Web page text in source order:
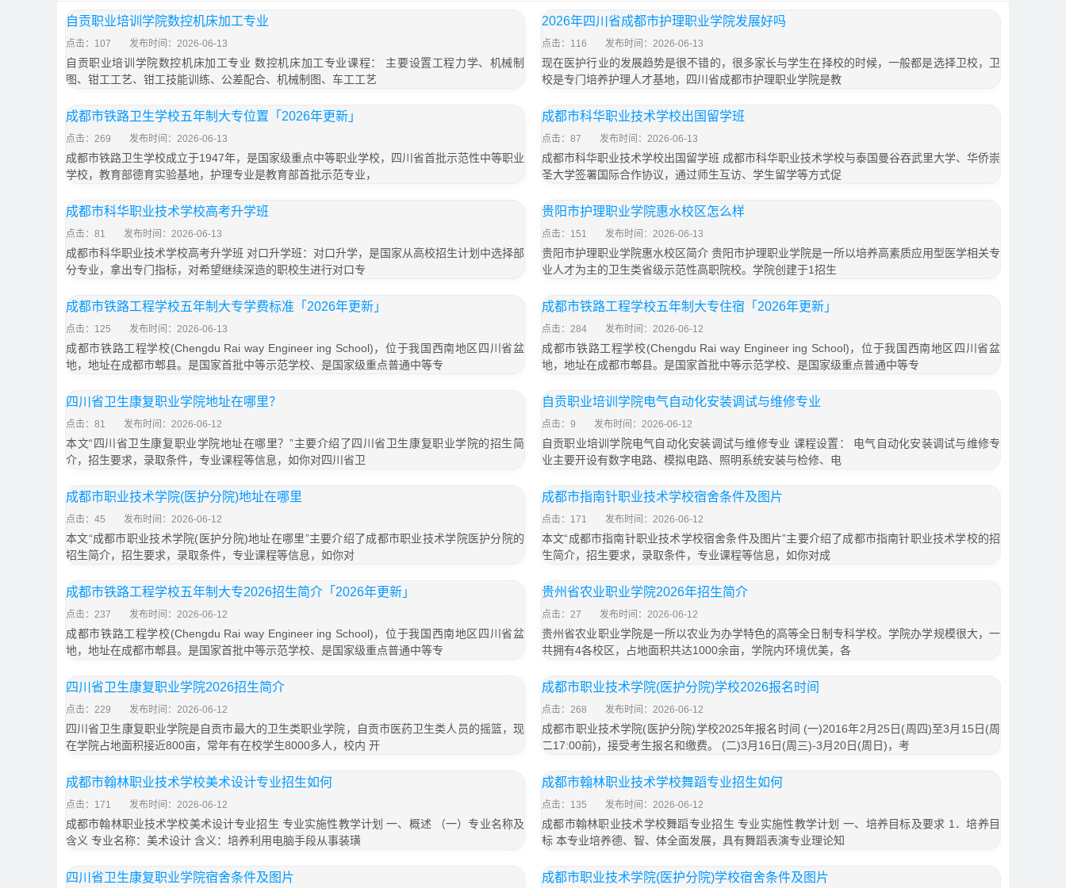
自贡职业培训学院数控机床加工专业
点击：107 发布时间：2026-06-13
自贡职业培训学院数控机床加工专业 数控机床加工专业课程： 主要设置工程力学、机械制
图、钳工工艺、钳工技能训练、公差配合、机械制图、车工工艺
2026年四川省成都市护理职业学院发展好吗
点击：116 发布时间：2026-06-13
现在医护行业的发展趋势是很不错的，很多家长与学生在择校的时候，一般都是选择卫校，卫
校是专门培养护理人才基地，四川省成都市护理职业学院是教
成都市铁路卫生学校五年制大专位置「2026年更新」
点击：269 发布时间：2026-06-13
成都市铁路卫生学校成立于1947年，是国家级重点中等职业学校，四川省首批示范性中等职业
学校，教育部德育实验基地，护理专业是教育部首批示范专业，
成都市科华职业技术学校出国留学班
点击：87 发布时间：2026-06-13
成都市科华职业技术学校出国留学班 成都市科华职业技术学校与泰国曼谷吞武里大学、华侨崇
圣大学签署国际合作协议，通过师生互访、学生留学等方式促
成都市科华职业技术学校高考升学班
点击：81 发布时间：2026-06-13
成都市科华职业技术学校高考升学班 对口升学班：对口升学，是国家从高校招生计划中选择部
分专业，拿出专门指标，对希望继续深造的职校生进行对口专
贵阳市护理职业学院惠水校区怎么样
点击：151 发布时间：2026-06-13
贵阳市护理职业学院惠水校区简介 贵阳市护理职业学院是一所以培养高素质应用型医学相关专
业人才为主的卫生类省级示范性高职院校。学院创建于1招生
成都市铁路工程学校五年制大专学费标准「2026年更新」
点击：125 发布时间：2026-06-13
成都市铁路工程学校(Chengdu Rai way Engineer ing School)，位于我国西南地区四川省盆
地，地址在成都市郫县。是国家首批中等示范学校、是国家级重点普通中等专
成都市铁路工程学校五年制大专住宿「2026年更新」
点击：284 发布时间：2026-06-12
成都市铁路工程学校(Chengdu Rai way Engineer ing School)，位于我国西南地区四川省盆
地，地址在成都市郫县。是国家首批中等示范学校、是国家级重点普通中等专
四川省卫生康复职业学院地址在哪里？
点击：81 发布时间：2026-06-12
本文“四川省卫生康复职业学院地址在哪里？”主要介绍了四川省卫生康复职业学院的招生简
介，招生要求，录取条件，专业课程等信息，如你对四川省卫
自贡职业培训学院电气自动化安装调试与维修专业
点击：9 发布时间：2026-06-12
自贡职业培训学院电气自动化安装调试与维修专业 课程设置： 电气自动化安装调试与维修专
业主要开设有数字电路、模拟电路、照明系统安装与检修、电
成都市职业技术学院(医护分院)地址在哪里
点击：45 发布时间：2026-06-12
本文“成都市职业技术学院(医护分院)地址在哪里”主要介绍了成都市职业技术学院医护分院的
招生简介，招生要求，录取条件，专业课程等信息，如你对
成都市指南针职业技术学校宿舍条件及图片
点击：171 发布时间：2026-06-12
本文“成都市指南针职业技术学校宿舍条件及图片”主要介绍了成都市指南针职业技术学校的招
生简介，招生要求，录取条件，专业课程等信息，如你对成
成都市铁路工程学校五年制大专2026招生简介「2026年更新」
点击：237 发布时间：2026-06-12
成都市铁路工程学校(Chengdu Rai way Engineer ing School)，位于我国西南地区四川省盆
地，地址在成都市郫县。是国家首批中等示范学校、是国家级重点普通中等专
贵州省农业职业学院2026年招生简介
点击：27 发布时间：2026-06-12
贵州省农业职业学院是一所以农业为办学特色的高等全日制专科学校。学院办学规模很大，一
共拥有4各校区，占地面积共达1000余亩，学院内环境优美，各
四川省卫生康复职业学院2026招生简介
点击：229 发布时间：2026-06-12
四川省卫生康复职业学院是自贡市最大的卫生类职业学院，自贡市医药卫生类人员的摇篮，现
在学院占地面积接近800亩，常年有在校学生8000多人，校内 开
成都市职业技术学院(医护分院)学校2026报名时间
点击：268 发布时间：2026-06-12
成都市职业技术学院(医护分院)学校2025年报名时间 (一)2016年2月25日(周四)至3月15日(周
二17:00前)，接受考生报名和缴费。 (二)3月16日(周三)-3月20日(周日)，考
成都市翰林职业技术学校美术设计专业招生如何
点击：171 发布时间：2026-06-12
成都市翰林职业技术学校美术设计专业招生 专业实施性教学计划 一、概述 （一）专业名称及
含义 专业名称：美术设计 含义：培养利用电脑手段从事装璜
成都市翰林职业技术学校舞蹈专业招生如何
点击：135 发布时间：2026-06-12
成都市翰林职业技术学校舞蹈专业招生 专业实施性教学计划 一、培养目标及要求 1．培养目
标 本专业培养德、智、体全面发展，具有舞蹈表演专业理论知
四川省卫生康复职业学院宿舍条件及图片 成都市职业技术学院(医护分院)学校宿舍条件及图片